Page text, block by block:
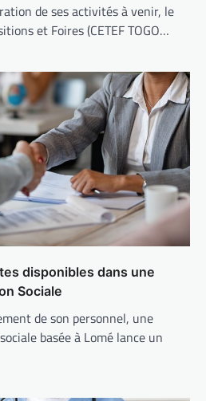
de ses activités à venir, le
et Foires (CETEF TOGO…
disponibles dans une
Sociale
de son personnel, une
basée à Lomé lance un